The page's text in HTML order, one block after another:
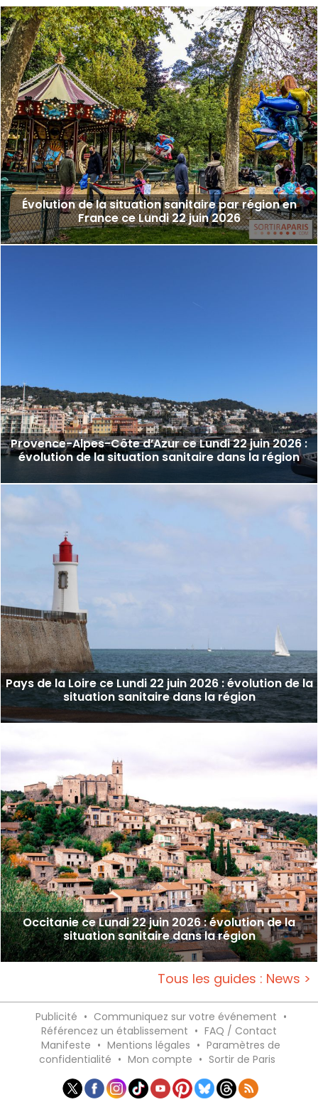
Évolution de la situation sanitaire par région en
France ce Lundi 22 juin 2026
Provence-Alpes-Côte d’Azur ce Lundi 22 juin 2026 :
évolution de la situation sanitaire dans la région
Pays de la Loire ce Lundi 22 juin 2026 : évolution de la
situation sanitaire dans la région
Occitanie ce Lundi 22 juin 2026 : évolution de la
situation sanitaire dans la région
Tous les guides : News >
Publicité • Communiquez sur votre événement •
Référencez un établissement • FAQ / Contact
Manifeste • Mentions légales • Paramètres de
confidentialité • Mon compte • Sortir de Paris